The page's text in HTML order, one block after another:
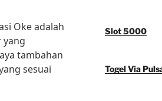
Oke adalah
yang
tambahan
sesuai
Slot 5000
Togel Via